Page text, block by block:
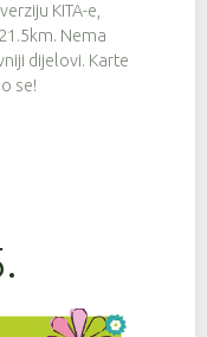
KITA-e,
Nema
dijelovi. Karte
se!